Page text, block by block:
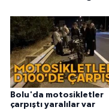
Bolu'da motosikletler
çarpıştı yaralılar var